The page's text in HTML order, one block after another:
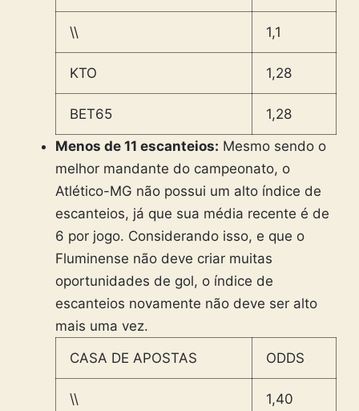
\\ 1,1
KTO 1,28
BET65
1,28
Menos de 11 escanteios: Mesmo sendo o
melhor mandante do campeonato, o
Atlético-MG não possui um alto índice de
escanteios, já que sua média recente é de
6 por jogo. Considerando isso, e que o
Fluminense não deve criar muitas
oportunidades de gol, o índice de
escanteios novamente não deve ser alto
mais uma vez.
CASA DE APOSTAS
ODDS
\\ 1,40